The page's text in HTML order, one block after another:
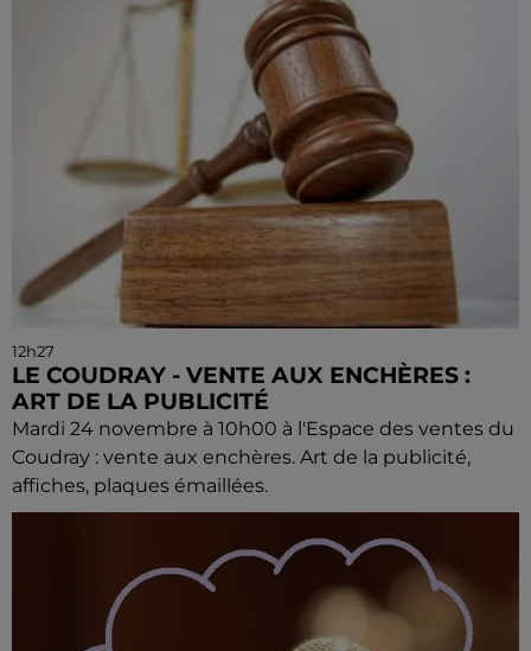
12h27
LE COUDRAY - VENTE AUX ENCHÈRES :
ART DE LA PUBLICITÉ
Mardi 24 novembre à 10h00 à l'Espace des ventes du
Coudray : vente aux enchères. Art de la publicité,
affiches, plaques émaillées.